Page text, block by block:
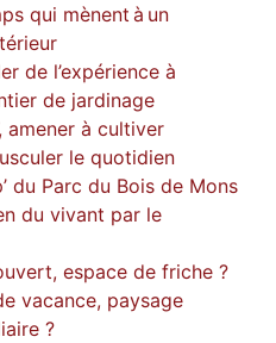
qui mènent à un
de l’expérience à
de jardinage
amener à cultiver
le quotidien
du Parc du Bois de Mons
du vivant par le
espace de friche ?
vacance, paysage
?